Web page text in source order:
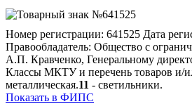
Номер регистрации: 641525 Дата
Правообладатель: Общество с
А.П. Кравченко, Генеральному
Классы МКТУ и перечень товаров и/
металлическая.11 - светильники.
Показать в ФИПС